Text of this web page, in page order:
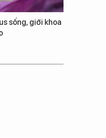
sống, giới khoa